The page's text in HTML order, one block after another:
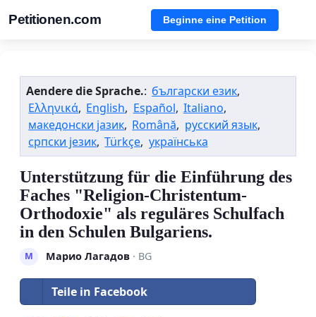
Petitionen.com Beginne eine Petition
Aendere die Sprache.: български език,
Ελληνικά, English, Español, Italiano,
македонски јазик, Română, русский язык,
српски језик, Türkçe, українська
Unterstützung für die Einführung des
Faches "Religion-Christentum-
Orthodoxie" als reguläres Schulfach
in den Schulen Bulgariens.
М Марио Лагадов· BG
Teile in Facebook